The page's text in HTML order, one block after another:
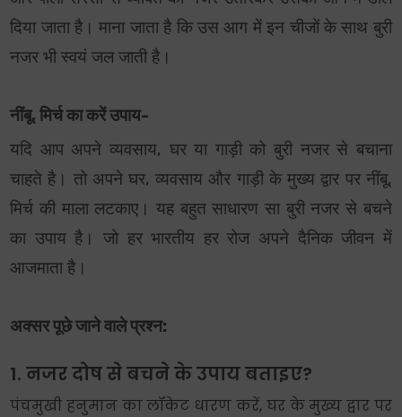
दिया जाता है। माना जाता है कि उस आग में इन चीजों के साथ बुरी
नजर भी स्वयं जल जाती है।
नींबू, मिर्च का करें उपाय-
यदि आप अपने व्यवसाय, घर या गाड़ी को बुरी नजर से बचाना
चाहते है। तो अपने घर, व्यवसाय और गाड़ी के मुख्य द्वार पर नींबू,
मिर्च की माला लटकाए। यह बहुत साधारण सा बुरी नजर से बचने
का उपाय है। जो हर भारतीय हर रोज अपने दैनिक जीवन में
आजमाता है।
अक्सर पूछे जाने वाले प्रश्न:
1. नजर दोष से बचने के उपाय बताइए?
पंचमुखी हनुमान का लॉकेट धारण करें, घर के मुख्य द्वार पर